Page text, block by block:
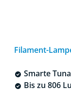
Filament-
Smarte
Bis zu 806